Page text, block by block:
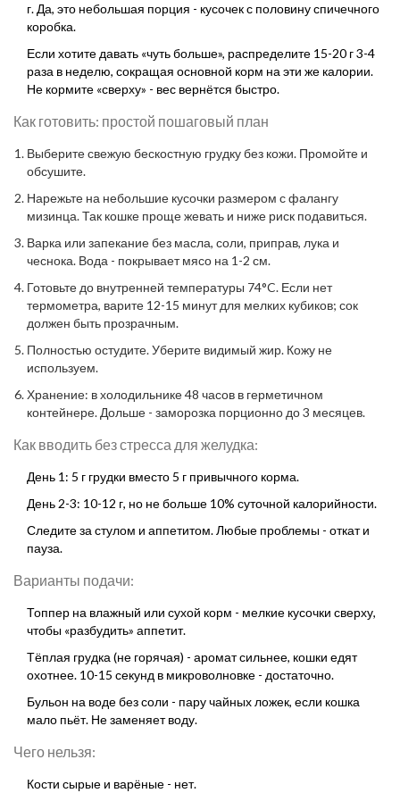
г. Да, это небольшая порция - кусочек с половину спичечного
коробка.
Если хотите давать «чуть больше», распределите 15-20 г 3-4
раза в неделю, сокращая основной корм на эти же калории.
Не кормите «сверху» - вес вернётся быстро.
Как готовить: простой пошаговый план
Выберите свежую бескостную грудку без кожи. Промойте и
обсушите.
Нарежьте на небольшие кусочки размером с фалангу
мизинца. Так кошке проще жевать и ниже риск подавиться.
Варка или запекание без масла, соли, приправ, лука и
чеснока. Вода - покрывает мясо на 1-2 см.
Готовьте до внутренней температуры 74°C. Если нет
термометра, варите 12-15 минут для мелких кубиков; сок
должен быть прозрачным.
Полностью остудите. Уберите видимый жир. Кожу не
используем.
Хранение: в холодильнике 48 часов в герметичном
контейнере. Дольше - заморозка порционно до 3 месяцев.
Как вводить без стресса для желудка:
День 1: 5 г грудки вместо 5 г привычного корма.
День 2-3: 10-12 г, но не больше 10% суточной калорийности.
Следите за стулом и аппетитом. Любые проблемы - откат и
пауза.
Варианты подачи:
Топпер на влажный или сухой корм - мелкие кусочки сверху,
чтобы «разбудить» аппетит.
Тёплая грудка (не горячая) - аромат сильнее, кошки едят
охотнее. 10-15 секунд в микроволновке - достаточно.
Бульон на воде без соли - пару чайных ложек, если кошка
мало пьёт. Не заменяет воду.
Чего нельзя:
Кости сырые и варёные - нет.